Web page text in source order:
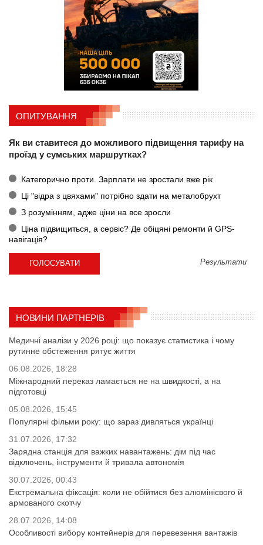
ОПИТУВАННЯ
Як ви ставитеся до можливого підвищення тарифу на
проїзд у сумських маршрутках?
Категорично проти. Зарплати не зростали вже рік
Ці "відра з цвяхами" потрібно здати на металобрухт
З розумінням, адже ціни на все зросли
Ціна підвищиться, а сервіс? Де обіцяні ремонти й GPS-
навігація?
Результати
НОВИНИ ПАРТНЕРІВ
Медичні аналізи у 2026 році: що показує статистика і чому
рутинне обстеження рятує життя
06.08.2026, 18:28
Міжнародний переказ ламається не на швидкості, а на
підготовці
05.08.2026, 15:45
Популярні фільми року: що зараз дивляться українці
31.07.2026, 17:32
Зарядна станція для важких навантажень: дім під час
відключень, інструменти й тривала автономія
30.07.2026, 00:43
Екстремальна фіксація: коли не обійтися без алюмінієвого й
армованого скотчу
28.07.2026, 14:08
Особливості вибору контейнерів для перевезення вантажів